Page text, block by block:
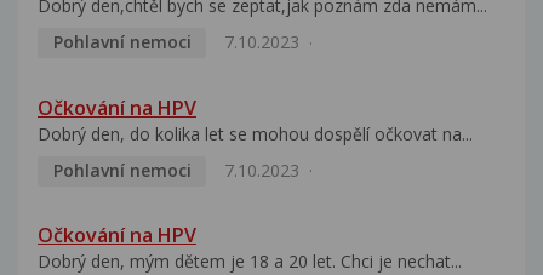
Dobrý den,chtěl bych se zeptat,jak poznám zda nemám...
Pohlavní nemoci
7.10.2023
Očkování na HPV
Dobrý den, do kolika let se mohou dospělí očkovat na...
Pohlavní nemoci
7.10.2023
Očkování na HPV
Dobrý den, mým dětem je 18 a 20 let. Chci je nechat...